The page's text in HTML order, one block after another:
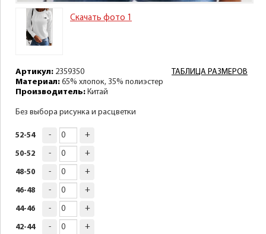
Скачать фото 1
ТАБЛИЦА РАЗМЕРОВ
Артикул: 2359350
Материал: 65% хлопок, 35% полиэстер
Производитель: Китай
Без выбора рисунка и расцветки
52-54 - +
50-52 - +
48-50 - +
46-48 - +
44-46 - +
42-44 - +